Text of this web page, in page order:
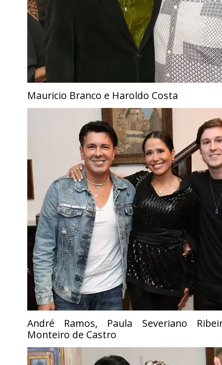
Mauricio Branco e Haroldo Costa
André Ramos, Paula Severiano
Monteiro de Castro